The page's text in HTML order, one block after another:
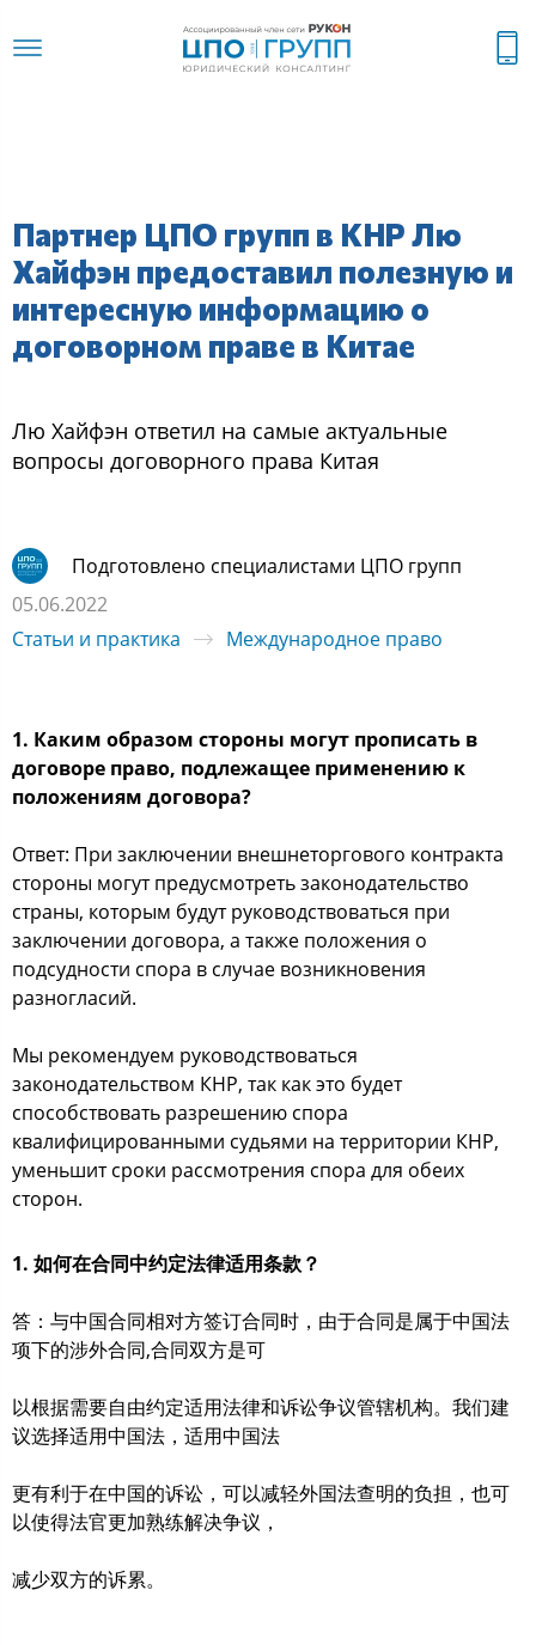
Партнер ЦПО групп в КНР Лю
Хайфэн предоставил полезную и
интересную информацию о
договорном праве в Китае
Лю Хайфэн ответил на самые актуальные
вопросы договорного права Китая
Подготовлено специалистами ЦПО групп
05.06.2022
Статьи и практика
Международное право
1. Каким образом стороны могут прописать в
договоре право, подлежащее применению к
положениям договора?
Ответ: При заключении внешнеторгового контракта
стороны могут предусмотреть законодательство
страны, которым будут руководствоваться при
заключении договора, а также положения о
подсудности спора в случае возникновения
разногласий.
Мы рекомендуем руководствоваться
законодательством КНР, так как это будет
способствовать разрешению спора
квалифицированными судьями на территории КНР,
уменьшит сроки рассмотрения спора для обеих
сторон.
1. 如何在合同中约定法律适用条款？
答：与中国合同相对方签订合同时，由于合同是属于中国法
项下的涉外合同,合同双方是可
以根据需要自由约定适用法律和诉讼争议管辖机构。我们建
议选择适用中国法，适用中国法
更有利于在中国的诉讼，可以减轻外国法查明的负担，也可
以使得法官更加熟练解决争议，
减少双方的诉累。